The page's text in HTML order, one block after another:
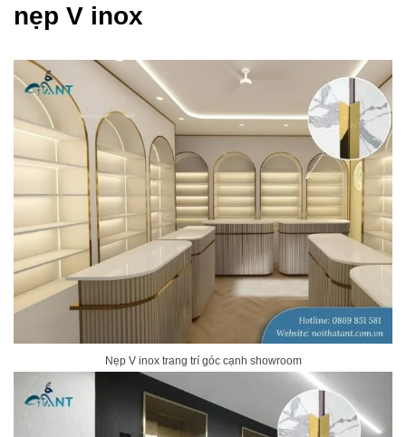
nẹp V inox
Nẹp V inox trang trí góc cạnh showroom